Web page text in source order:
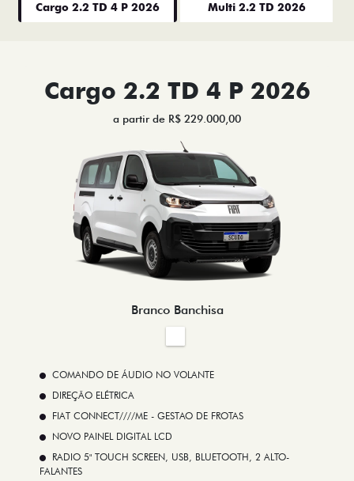
Cargo 2.2 TD 4 P 2026 Multi 2.2 TD 2026
Cargo 2.2 TD 4 P 2026
a partir de R$ 229.000,00
Branco Banchisa
COMANDO DE ÁUDIO NO VOLANTE
DIREÇÃO ELÉTRICA
FIAT CONNECT////ME - GESTAO DE FROTAS
NOVO PAINEL DIGITAL LCD
RADIO 5" TOUCH SCREEN, USB, BLUETOOTH, 2 ALTO-
FALANTES